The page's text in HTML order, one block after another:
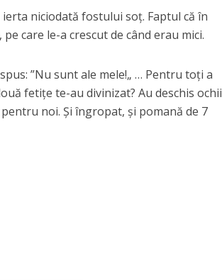
niciodată fostului soț. Faptul că în
care le-a crescut de când erau mici.
”Nu sunt ale mele!„ … Pentru toți a
fetițe te-au divinizat? Au deschis ochii
noi. Și îngropat, și pomană de 7